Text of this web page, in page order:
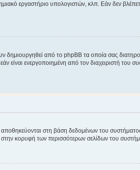
εργαστήριο υπολογιστών, κλπ. Εάν δεν
δημιουργηθεί από το phpBB τα οποία σας
είναι ενεργοποιημένη από τον διαχειριστή
αποθηκεύονται στη βάση δεδομένων του
κορυφή των περισσότερων σελίδων του